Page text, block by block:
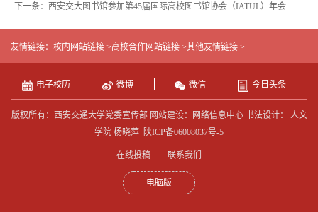
下一条：西安交大图书馆参加第45届国际高校图书馆协会（IATUL）年会
友情链接： 校内网站链接 >高校合作网站链接 >其他友情链接 >
电子校历 微博 微信 今日头条
版权所有：西安交通大学党委宣传部 网站建设：网络信息中心 书法设计： 人文
学院 杨晓萍 陕ICP备06008037号-5
在线投稿 联系我们
电脑版